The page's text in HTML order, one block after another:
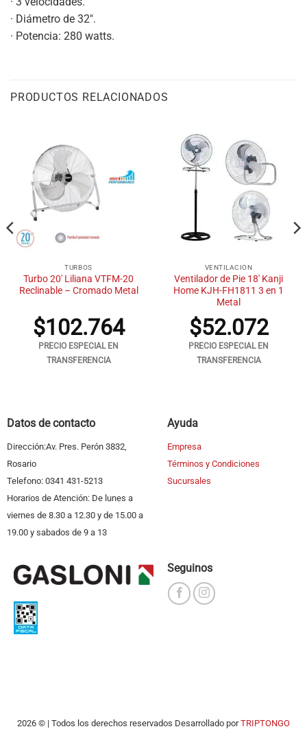
· Diámetro de 32″.
· Potencia: 280 watts.
PRODUCTOS RELACIONADOS
TURBOS
Turbo 20′ Liliana VTFM-20
Reclinable – Cromado Metal
$102.764
PRECIO ESPECIAL EN
TRANSFERENCIA
VENTILACION
Ventilador de Pie 18′ Kanji
Home KJH-FH1811 3 en 1
Metal
$52.072
PRECIO ESPECIAL EN
TRANSFERENCIA
Datos de contacto
Dirección:Av. Pres. Perón 3832,
Rosario
Telefono: 0341 431-5213
Horarios de Atención: De lunes a
viernes de 8.30 a 12.30 y de 15.00 a
19.00 y sabados de 9 a 13
Ayuda
Empresa
Términos y Condiciones
Sucursales
Seguinos
2026 © | Todos los derechos reservados Desarrollado porTRIPTONGO